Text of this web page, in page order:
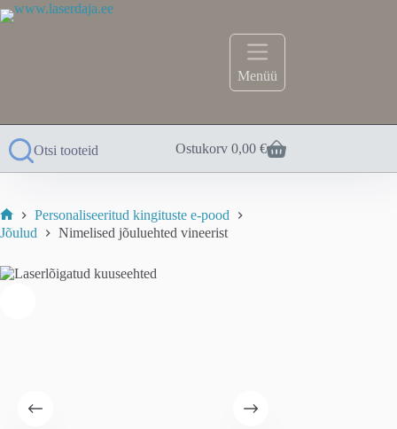
Skip
to
Menüü
Otsi tooteid Ostukorv 0,00 €
Home
Personaliseeritud kingituste e-pood
Jõulud
Nimelised jõuluehted vineerist